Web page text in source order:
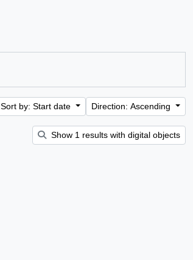
Sort by: Start date Direction: Ascending
Show 1 results with digital objects